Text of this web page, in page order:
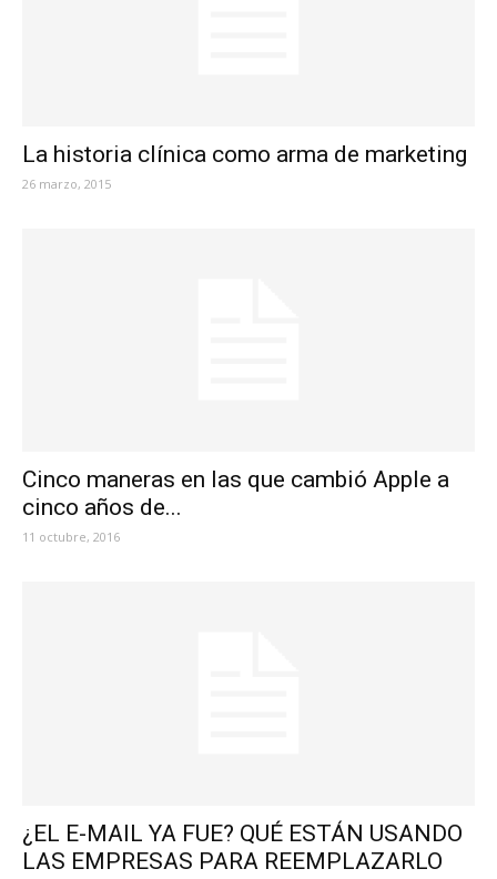
La historia clínica como arma de marketing
26 marzo, 2015
Cinco maneras en las que cambió Apple a
cinco años de...
11 octubre, 2016
¿EL E-MAIL YA FUE? QUÉ ESTÁN USANDO
LAS EMPRESAS PARA REEMPLAZARLO